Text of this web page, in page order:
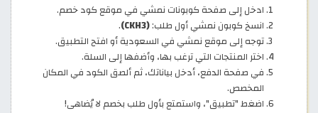
ادخل إلى صفحة كوبونات نمشي في موقع كود خصم.
انسخ كوبون نمشي أول طلب:(CKH3)
.
توجه إلى موقع نمشي في السعودية أو افتح التطبيق.
اختر المنتجات التي ترغب بها، وأضفها إلى السلة.
في صفحة الدفع، أدخل بياناتك، ثم ألصق الكود في المكان
المخصص.
اضغط "تطبيق"، واستمتع بأول طلب بخصم لا يُضاهى!